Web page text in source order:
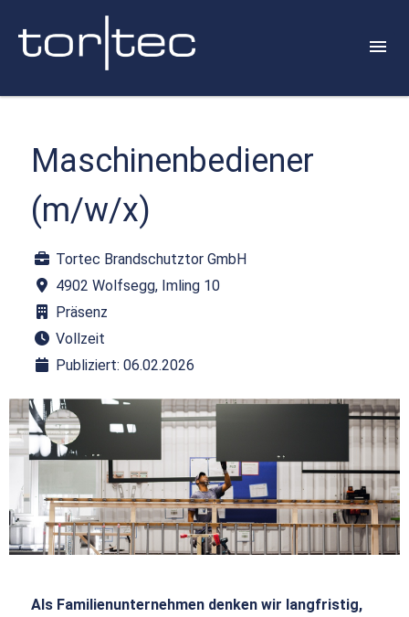
Maschinenbediener
(m/w/x)
Tortec Brandschutztor GmbH
4902 Wolfsegg, Imling 10
Präsenz
Vollzeit
Publiziert: 06.02.2026
Als Familienunternehmen denken wir langfristig,